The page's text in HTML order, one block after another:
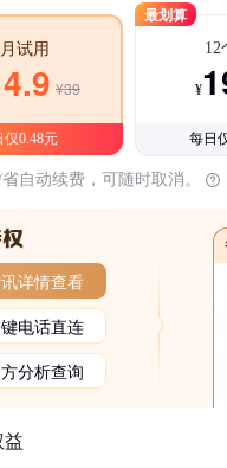
试用
¥39
仅0.48元
最划算
12
¥
每日
自动续费，可随时取消。
详情查看
电话直连
分析查询